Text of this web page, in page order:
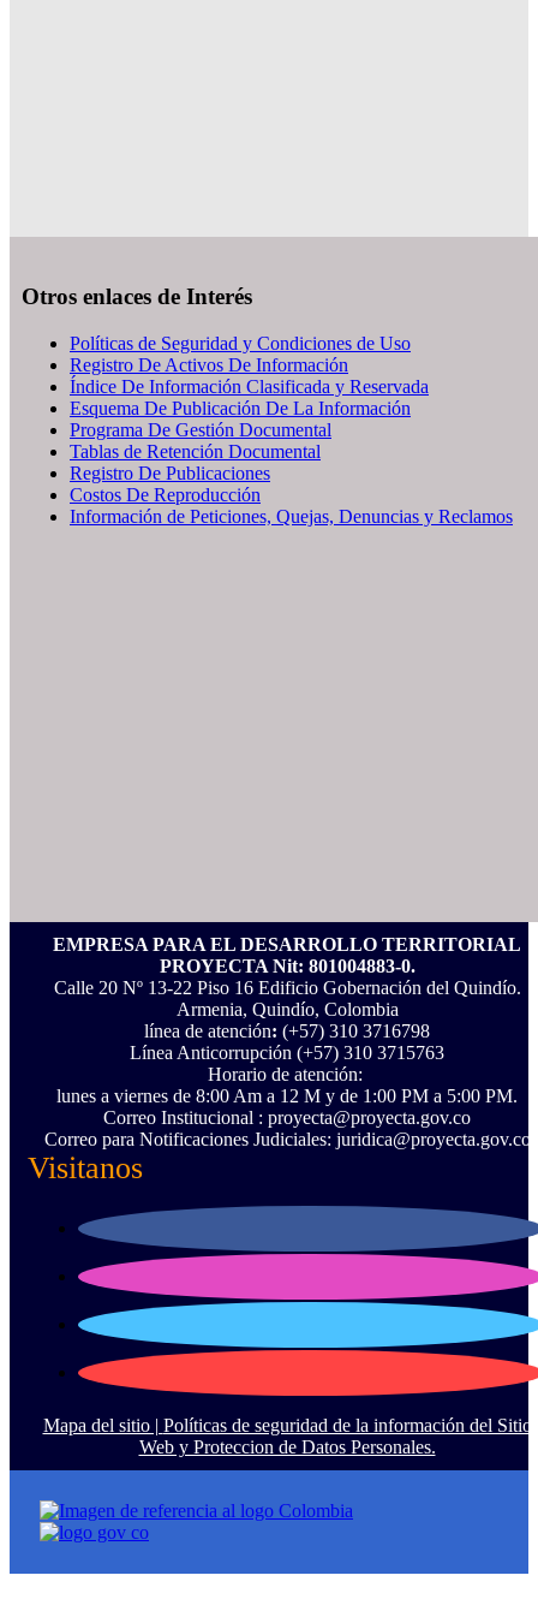
Otros enlaces de Interés
Políticas de Seguridad y Condiciones de Uso
Registro De Activos De Información
Índice De Información Clasificada y Reservada
Esquema De Publicación De La Información
Programa De Gestión Documental
Tablas de Retención Documental
Registro De Publicaciones
Costos De Reproducción
Información de Peticiones, Quejas, Denuncias y Reclamos
EMPRESA PARA EL DESARROLLO TERRITORIAL
PROYECTA Nit: 801004883-0.
Calle 20 Nº 13-22 Piso 16 Edificio Gobernación del Quindío.
Armenia, Quindío, Colombia
línea de atención: (+57) 310 3716798
Línea Anticorrupción ‪(+57) 310 3715763‬
Horario de atención:
lunes a viernes de 8:00 Am a 12 M y de 1:00 PM a 5:00 PM.
Correo Institucional : proyecta@proyecta.gov.co
Correo para Notificaciones Judiciales: juridica@proyecta.gov.co
Visitanos
Mapa del sitio | Políticas de seguridad de la información del Sitio
Web y Proteccion de Datos Personales.